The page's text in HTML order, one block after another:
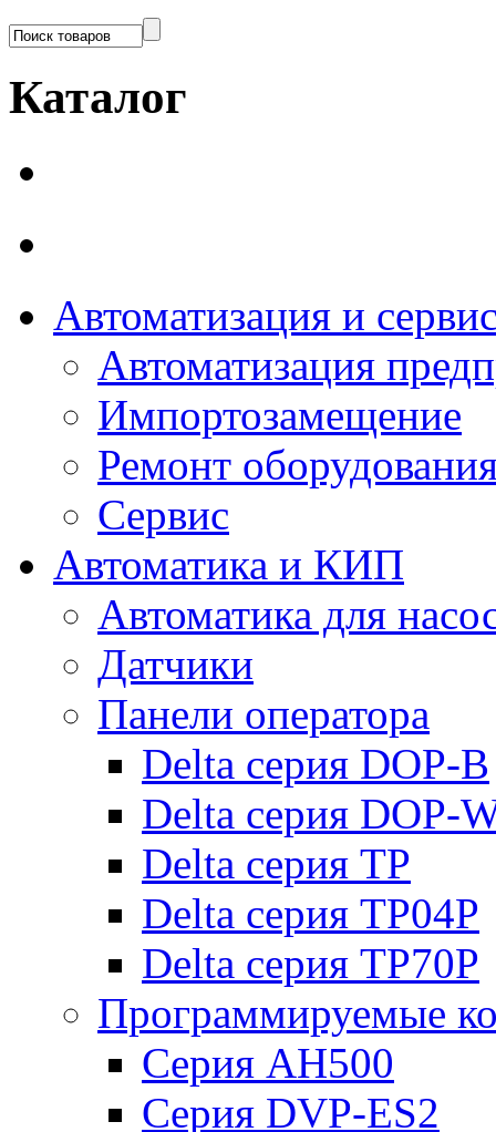
Каталог
Автоматизация и
Автоматизация
Импортозамещение
Ремонт
Сервис
Автоматика и КИП
Автоматика для
Датчики
Панели оператора
Delta серия DOP-B
Delta серия DOP-
Delta серия TP
Delta серия TP04P
Delta серия TP70P
Программируемые
Серия AH500
Серия DVP-ES2